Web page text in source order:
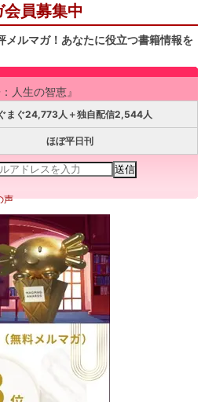
員募集中
メルマガ！あなたに役立つ書籍情報を
人生の智恵』
まぐ24,773人＋独自配信2,544人
ほぼ平日刊
声